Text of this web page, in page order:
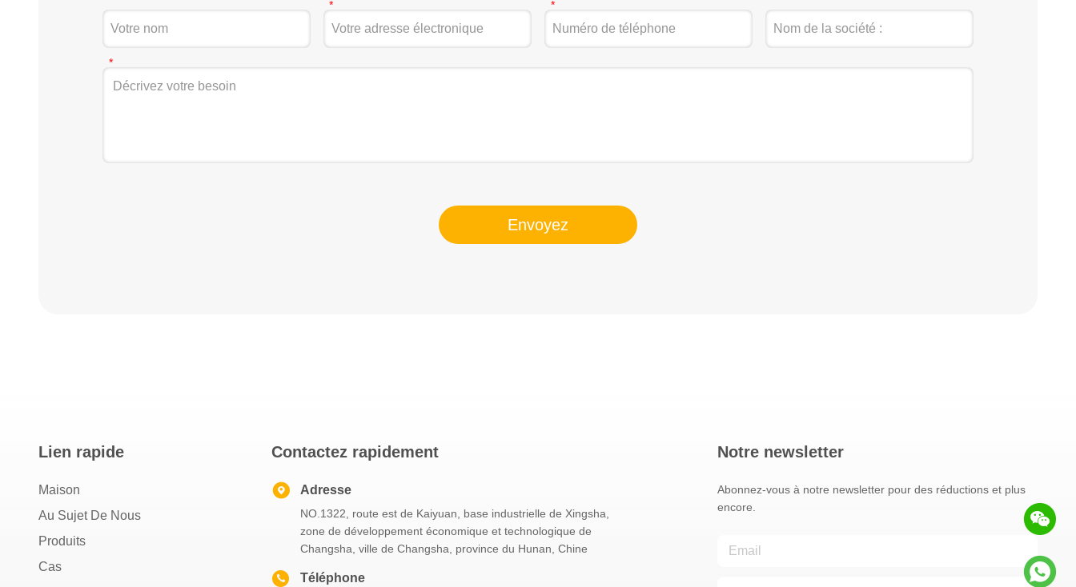
Envoyez
Lien rapide
Maison
Au Sujet De Nous
Produits
Cas
Contactez rapidement
Adresse
NO.1322, route est de Kaiyuan, base industrielle de Xingsha,
zone de développement économique et technologique de
Changsha, ville de Changsha, province du Hunan, Chine
Téléphone
Notre newsletter
Abonnez-vous à notre newsletter pour des réductions et plus
encore.